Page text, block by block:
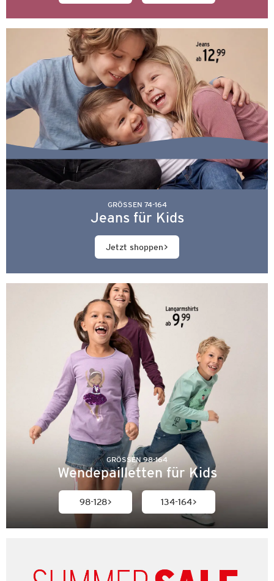
GRÖSSEN 74-164
Jeans für Kids
Jetzt shoppen
GRÖSSEN 98-164
Wendepailletten für Kids
98-128 134-164